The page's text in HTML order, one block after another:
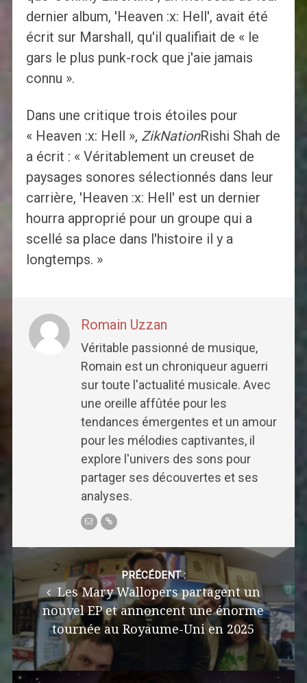
dernier album, 'Heaven :x: Hell', avait été
écrit sur Marshall, qu'il qualifiait de « le
gars le plus punk-rock que j'aie jamais
connu ».
Dans une critique trois étoiles pour
« Heaven :x: Hell », ZikNationRishi Shah de
a écrit : « Véritablement un creuset de
paysages sonores sélectionnés dans leur
carrière, 'Heaven :x: Hell' est un dernier
hourra approprié pour un groupe qui a
scellé sa place dans l'histoire il y a
longtemps. »
Romain Uzzan
Véritable passionné de musique,
Romain est un chroniqueur aguerri
sur toute l'actualité musicale. Avec
une oreille affûtée pour les
tendances émergentes et un amour
pour les mélodies captivantes, il
explore l'univers des sons pour
partager ses découvertes et ses
analyses.
Post
navigation
PRÉCÉDENT :
Les Mary Wallopers partagent un
nouvel EP et annoncent une énorme
tournée au Royaume-Uni en 2025